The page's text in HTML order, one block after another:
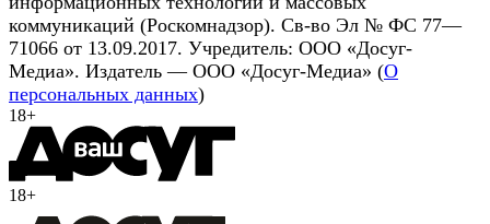
коммуникаций (Роскомнадзор). Св-во Эл № ФС 77—
71066 от 13.09.2017. Учредитель: ООО «Досуг-
Медиа». Издатель — ООО «Досуг-Медиа» (О
персональных данных)
18+
18+